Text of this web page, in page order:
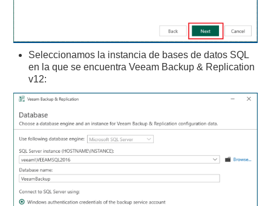
Seleccionamos la instancia de bases de datos SQL
en la que se encuentra Veeam Backup & Replication
v12: